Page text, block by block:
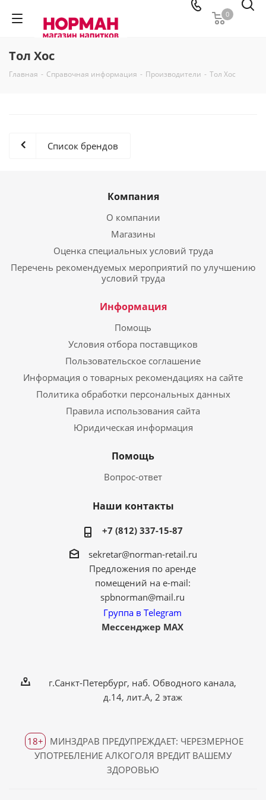
0
Тол Хос
Главная - Справочная информация - Производители - Тол Хос
Список брендов
Компания
О компании
Магазины
Оценка специальных условий труда
Перечень рекомендуемых мероприятий по улучшению
условий труда
Информация
Помощь
Условия отбора поставщиков
Пользовательское соглашение
Информация о товарных рекомендациях на сайте
Политика обработки персональных данных
Правила использования сайта
Юридическая информация
Помощь
Вопрос-ответ
Наши контакты
+7 (812) 337-15-87
sekretar@norman-retail.ru
Предложения по аренде
помещений на e-mail:
spbnorman@mail.ru
Группа в Telegram
Мессенджер MAX
г.Санкт-Петербург, наб. Обводного канала,
д.14, лит.А, 2 этаж
18+
МИНЗДРАВ ПРЕДУПРЕЖДАЕТ: ЧЕРЕЗМЕРНОЕ
УПОТРЕБЛЕНИЕ АЛКОГОЛЯ ВРЕДИТ ВАШЕМУ
ЗДОРОВЬЮ